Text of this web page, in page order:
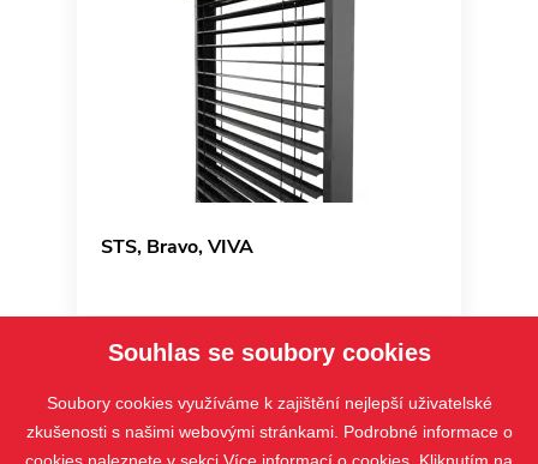
STS, Bravo, VIVA
Souhlas se soubory cookies
Soubory cookies využíváme k zajištění nejlepší uživatelské
zkušenosti s našimi webovými stránkami. Podrobné informace o